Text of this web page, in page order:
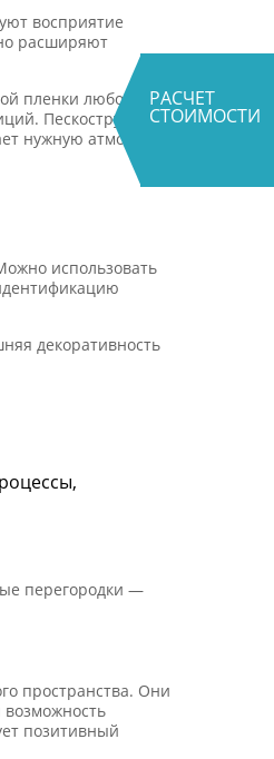
РАСЧЕТ
СТОИМОСТИ
восприятие
расширяют
пленки любого
Пескоструйная
нужную атмосферу
использовать
декоративность
перегородки —
пространства. Они
позитивный